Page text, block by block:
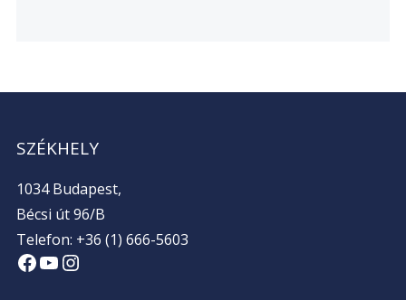
SZÉKHELY
1034 Budapest,
Bécsi út 96/B
Telefon: +36 (1) 666-5603
Facebook
YouTube
Instagram